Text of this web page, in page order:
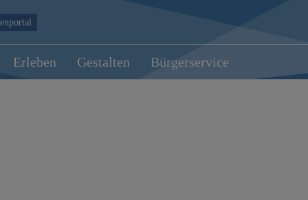
Erleben Gestalten Bürgerservice